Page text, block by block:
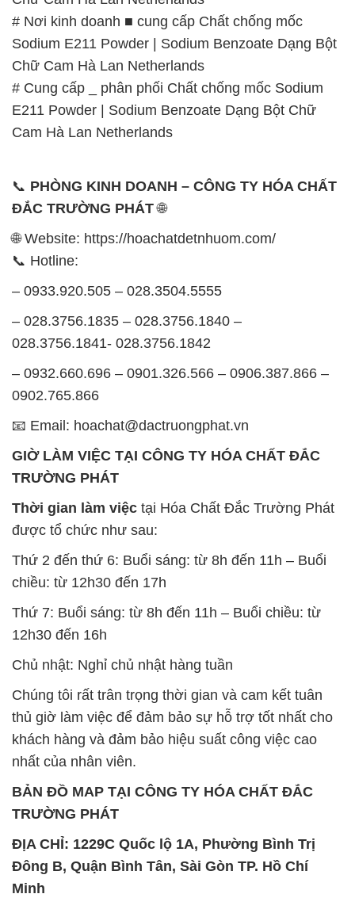
E211 Powder | Sodium Benzoate Dạng Bột Chữ
Cam Hà Lan Netherlands
📞PHÒNG KINH DOANH – CÔNG TY HÓA CHẤT
ĐẮC TRƯỜNG PHÁT🌐
🌐 Website: https://hoachatdetnhuom.com/
– 0933.920.505 – 028.3504.5555
028.3756.1841- 028.3756.1842
0902.765.866
📧 Email: hoachat@dactruongphat.vn
TRƯỜNG PHÁT
được tổ chức như sau:
Thứ 2 đến thứ 6: Buổi sáng: từ 8h đến 11h – Buổi
chiều: từ 12h30 đến 17h
Thứ 7: Buổi sáng: từ 8h đến 11h – Buổi chiều: từ
12h30 đến 16h
Chủ nhật: Nghỉ chủ nhật hàng tuần
thủ giờ làm việc để đảm bảo sự hỗ trợ tốt nhất cho
khách hàng và đảm bảo hiệu suất công việc cao
nhất của nhân viên.
BẢN ĐỒ MAP TẠI CÔNG TY HÓA CHẤT ĐẮC
TRƯỜNG PHÁT
ĐỊA CHỈ: 1229C Quốc lộ 1A, Phường Bình Trị
Đông B, Quận Bình Tân, Sài Gòn TP. Hồ Chí
Minh